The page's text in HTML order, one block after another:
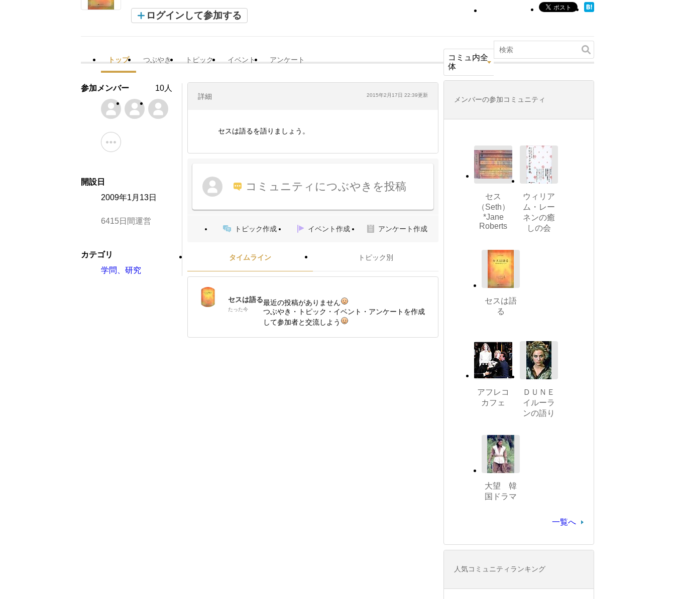
ログインして参加する
トップ つぶやき トピック イベント アンケート
コミュ内全
体
詳細 2015年2月17日 22:39更新
セスは語るを語りましょう。
コミュニティにつぶやきを投稿
トピック作成 イベント作成 アンケート作成
タイムライン トピック別
セスは語る
たった今
最近の投稿がありません
つぶやき・トピック・イベント・アンケートを作成
して参加者と交流しよう
参加メンバー 10人
開設日
2009年1月13日
6415日間運営
カテゴリ
学問、研究
メンバーの参加コミュニティ
セス
（Seth）
*Jane
Roberts
ウィリア
ム・レー
ネンの癒
しの会
セスは語
る
アフレコ
カフェ
ＤＵＮＥ
イルーラ
ンの語り
大望 韓
国ドラマ
一覧へ
人気コミュニティランキング